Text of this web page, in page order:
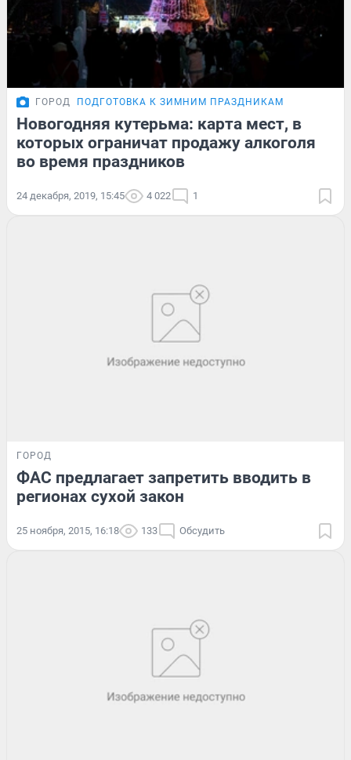
ГОРОД ПОДГОТОВКА К ЗИМНИМ ПРАЗДНИКАМ
Новогодняя кутерьма: карта мест, в
которых ограничат продажу алкоголя
во время праздников
24 декабря, 2019, 15:45 4 022 1
ГОРОД
ФАС предлагает запретить вводить в
регионах сухой закон
25 ноября, 2015, 16:18 133 Обсудить